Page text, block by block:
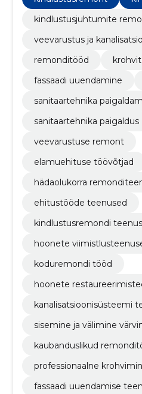
kindlustusjuhtumite
veevarustus ja
remonditööd
fassaadi uuendamine
sanitaartehnika
sanitaartehnika paigaldus
veevarustuse remont
elamuehituse töövõtjad
hädaolukorra
ehitustööde teenused
kindlustusremondi
hoonete
koduremondi tööd
hoonete
kanalisatsioonisüsteemi
sisemine ja välimine
kaubanduslikud
professionaalne
fassaadi uuendamise